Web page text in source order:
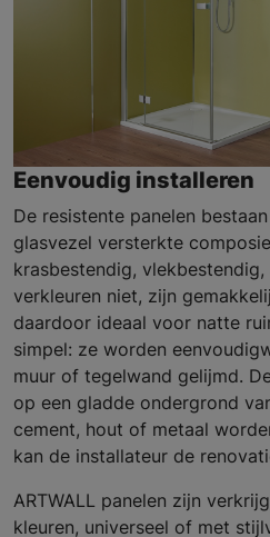
Eenvoudig installeren
De resistente panelen
glasvezel versterkte
krasbestendig,
verkleuren niet, zijn
daardoor ideaal voor natte
simpel: ze worden
muur of tegelwand gelijmd.
op een gladde ondergrond
cement, hout of metaal
kan de installateur de
ARTWALL panelen zijn
kleuren, universeel of met